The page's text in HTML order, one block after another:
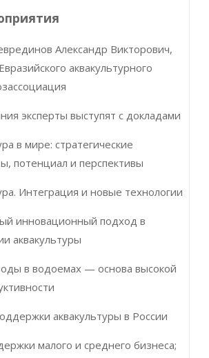
Александр Викторович,
аквакультурного
эксперты выступят с докладами
в мире: стратегические
потенциал и перспективы
Интеграция и новые технологии
инновационный подход в
аквакультуры
в водоемах — основа высокой
аквакультуры в России
малого и среднего бизнеса;